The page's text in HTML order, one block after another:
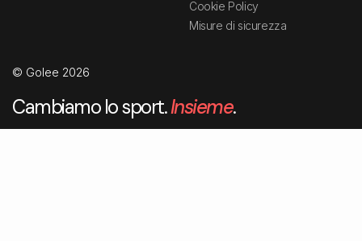
Cookie Policy
Misure di sicurezza
© Golee 2026
Cambiamo lo sport.Insieme.